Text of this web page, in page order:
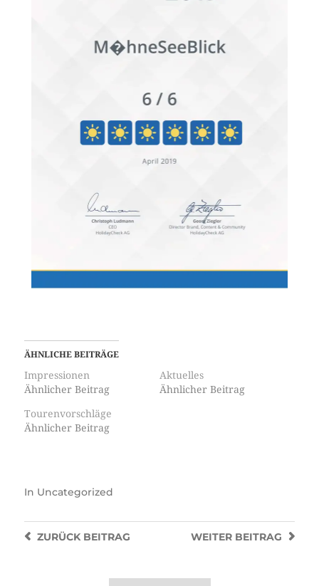
ÄHNLICHE BEITRÄGE
Impressionen
Ähnlicher Beitrag
Aktuelles
Ähnlicher Beitrag
Tourenvorschläge
Ähnlicher Beitrag
In Uncategorized
WEITER BEITRAG
ZURÜCKBEITRAG